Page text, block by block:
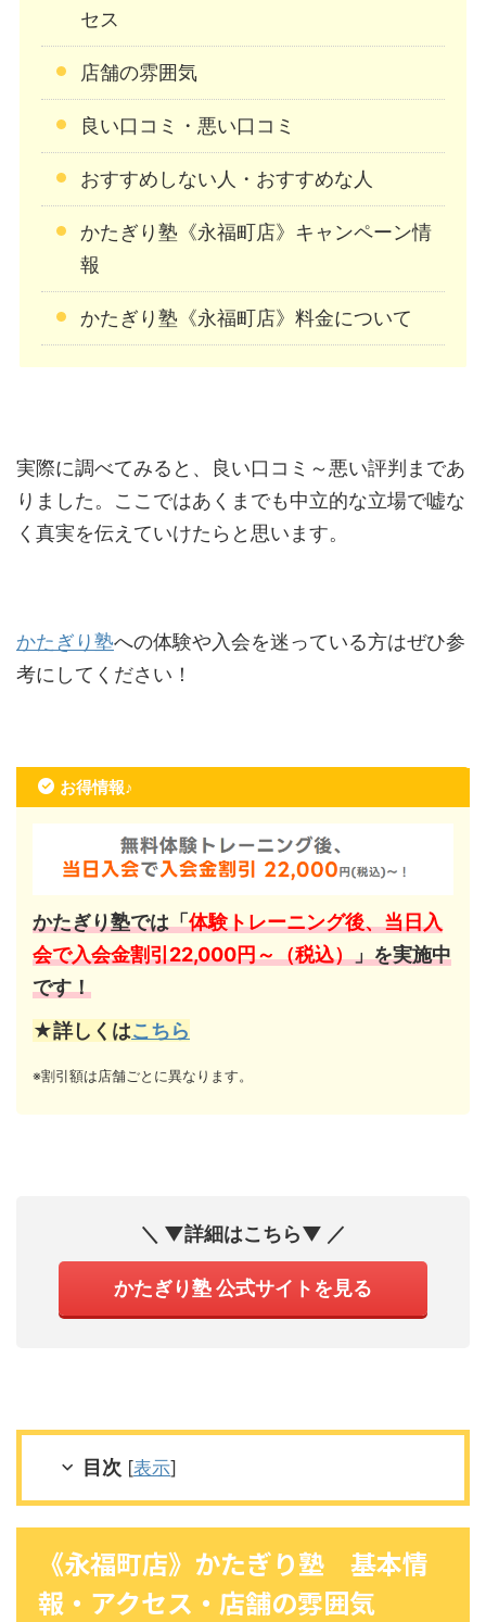
セス
店舗の雰囲気
良い口コミ・悪い口コミ
おすすめしない人・おすすめな人
かたぎり塾《永福町店》キャンペーン情
報
かたぎり塾《永福町店》料金について
実際に調べてみると、良い口コミ～悪い評判まであ
りました。ここではあくまでも中立的な立場で嘘な
く真実を伝えていけたらと思います。
かたぎり塾への体験や入会を迷っている方はぜひ参
考にしてください！
お得情報♪
かたぎり塾では「体験トレーニング後、当日入
会で入会金割引22,000円～（税込）」を実施中
です！
★詳しくはこちら
※割引額は店舗ごとに異なります。
＼ ▼詳細はこちら▼ ／
かたぎり塾 公式サイトを見る
目次 [表示]
《永福町店》かたぎり塾 基本情
報・アクセス・店舗の雰囲気